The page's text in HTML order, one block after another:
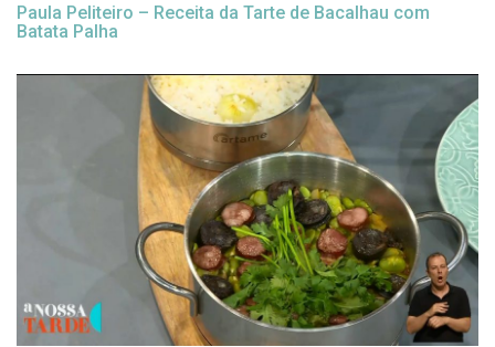
Paula Peliteiro – Receita da Tarte de Bacalhau com
Batata Palha